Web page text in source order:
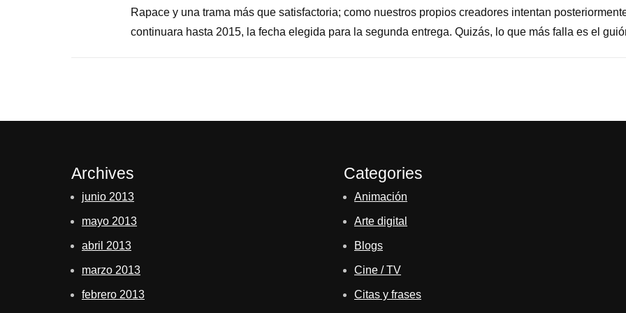
Rapace y una trama más que satisfactoria; como nuestros propios creadores intentan
continuara hasta 2015, la fecha elegida para la segunda entrega. Quizás, lo que más falla es el
Archives
junio 2013
mayo 2013
abril 2013
marzo 2013
febrero 2013
Categories
Animación
Arte digital
Blogs
Cine / TV
Citas y frases